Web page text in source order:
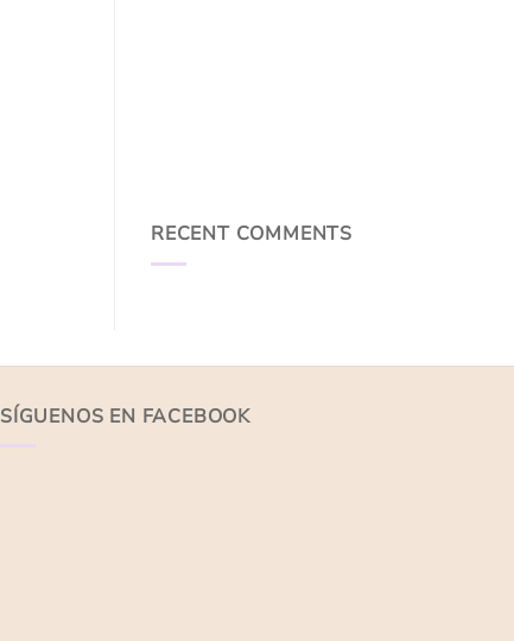
RECENT COMMENTS
SÍGUENOS EN FACEBOOK